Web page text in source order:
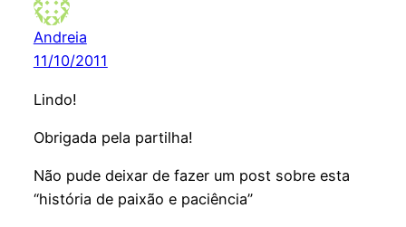
Andreia
11/10/2011
Lindo!
Obrigada pela partilha!
Não pude deixar de fazer um post sobre esta
“história de paixão e paciência”